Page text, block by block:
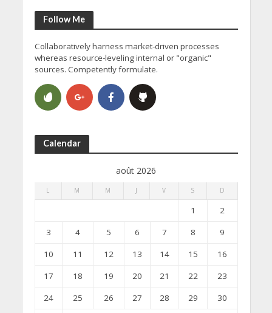
Follow Me
Collaboratively harness market-driven processes
whereas resource-leveling internal or "organic"
sources. Competently formulate.
Calendar
août 2026
L M M J V S D
1
2
3
4 5 6 7 8
9
10
11 12 13 14 15
16
17
18 19 20 21 22
23
24
25 26 27 28 29
30